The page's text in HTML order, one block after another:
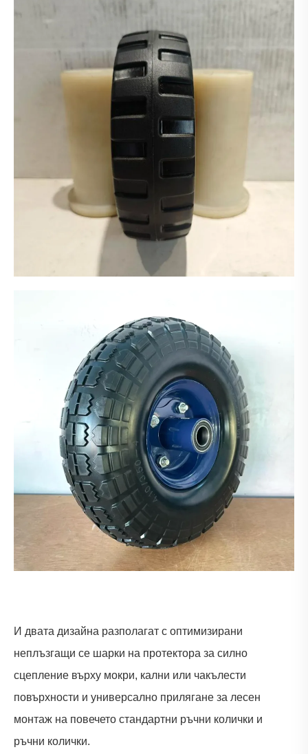
И двата дизайна разполагат с оптимизирани
неплъзгащи се шарки на протектора за силно
сцепление върху мокри, кални или чакълести
повърхности и универсално прилягане за лесен
монтаж на повечето стандартни ръчни колички и
ръчни колички.